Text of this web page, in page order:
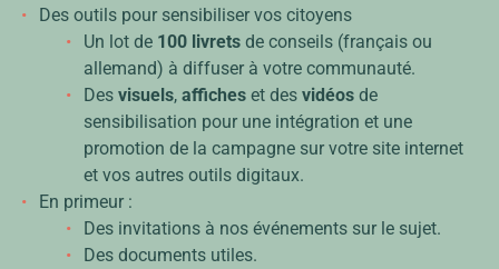
Des outils pour sensibiliser vos citoyens
Un lot de 100 livrets de conseils (français ou
allemand) à diffuser à votre communauté.
Des visuels, affiches et des vidéos de
sensibilisation pour une intégration et une
promotion de la campagne sur votre site internet
et vos autres outils digitaux.
En primeur :
Des invitations à nos événements sur le sujet.
Des documents utiles.